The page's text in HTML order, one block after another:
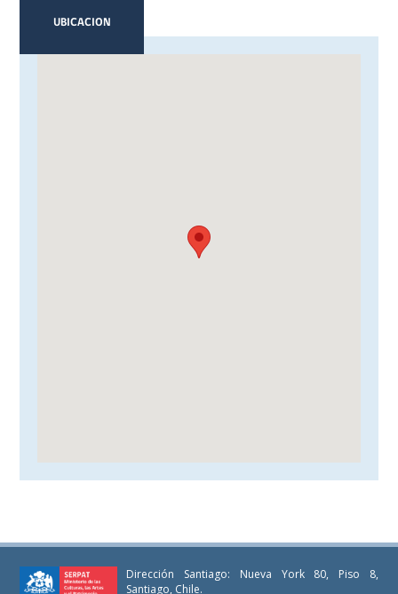
UBICACION
Dirección Santiago: Nueva York 80, Piso 8,
Santiago, Chile.